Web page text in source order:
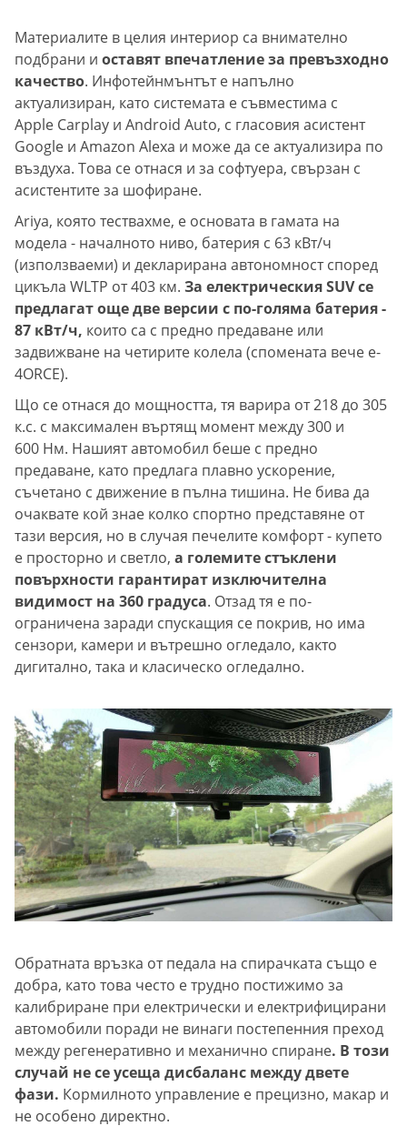
Материалите в целия интериор са внимателно
подбрани и оставят впечатление за превъзходно
качество. Инфотейнмънтът е напълно
актуализиран, като системата е съвместима с
Apple Carplay и Android Auto, с гласовия асистент
Google и Amazon Alexa и може да се актуализира по
въздуха. Това се отнася и за софтуера, свързан с
асистентите за шофиране.
Ariya, която тествахме, е основата в гамата на
модела - началното ниво, батерия с 63 кВт/ч
(използваеми) и декларирана автономност според
цикъла WLTP от 403 км. За електрическия SUV се
предлагат още две версии с по-голяма батерия -
87 кВт/ч, които са с предно предаване или
задвижване на четирите колела (спомената вече e-
4ORCE).
Що се отнася до мощността, тя варира от 218 до 305
к.с. с максимален въртящ момент между 300 и
600 Нм. Нашият автомобил беше с предно
предаване, като предлага плавно ускорение,
съчетано с движение в пълна тишина. Не бива да
очаквате кой знае колко спортно представяне от
тази версия, но в случая печелите комфорт - купето
е просторно и светло, а големите стъклени
повърхности гарантират изключителна
видимост на 360 градуса. Отзад тя е по-
ограничена заради спускащия се покрив, но има
сензори, камери и вътрешно огледало, както
дигитално, така и класическо огледално.
Обратната връзка от педала на спирачката също е
добра, като това често е трудно постижимо за
калибриране при електрически и електрифицирани
автомобили поради не винаги постепенния преход
между регенеративно и механично спиране. В този
случай не се усеща дисбаланс между двете
фази. Кормилното управление е прецизно, макар и
не особено директно.